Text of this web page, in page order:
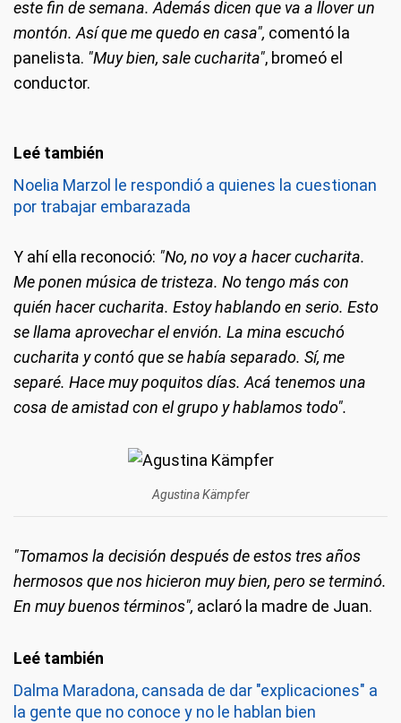
este fin de semana. Además dicen que va a llover un
montón. Así que me quedo en casa", comentó la
panelista. "Muy bien, sale cucharita", bromeó el
conductor.
Noelia Marzol le respondió a quienes la cuestionan
por trabajar embarazada
Y ahí ella reconoció: "No, no voy a hacer cucharita.
Me ponen música de tristeza. No tengo más con
quién hacer cucharita. Estoy hablando en serio. Esto
se llama aprovechar el envión. La mina escuchó
cucharita y contó que se había separado. Sí, me
separé. Hace muy poquitos días. Acá tenemos una
cosa de amistad con el grupo y hablamos todo".
Agustina Kämpfer
"Tomamos la decisión después de estos tres años
hermosos que nos hicieron muy bien, pero se terminó.
En muy buenos términos", aclaró la madre de Juan.
Dalma Maradona, cansada de dar "explicaciones" a
la gente que no conoce y no le hablan bien